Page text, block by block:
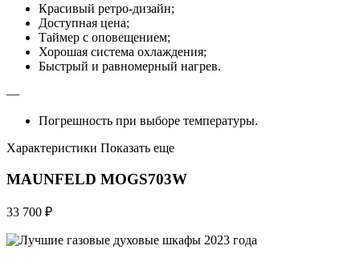
Красивый ретро-дизайн;
Доступная цена;
Таймер с оповещением;
Хорошая система охлаждения;
Быстрый и равномерный нагрев.
—
Погрешность при выборе температуры.
Характеристики Показать еще
MAUNFELD MOGS703W
33 700 ₽